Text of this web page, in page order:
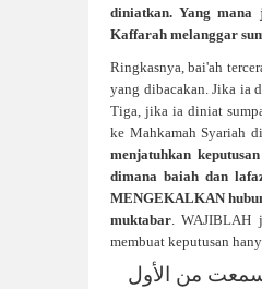
diniatkan. Yang
Kaffarah melanggar
Ringkasnya, bai'ah
yang dibacakan. Jika ia
Tiga, jika ia diniat
ke Mahkamah Syariah
menjatuhkan
dimana baiah dan
MENGEKALKAN
muktabar. WAJIBLAH
membuat keputusan
من الأول